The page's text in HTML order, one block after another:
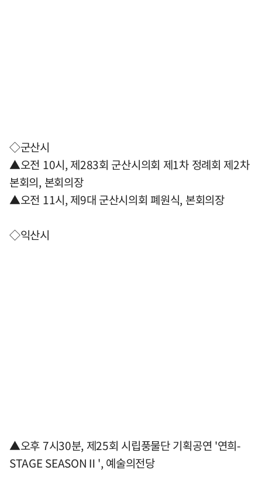
◇군산시
▲오전 10시, 제283회 군산시의회 제1차 정례회 제2차
본회의, 본회의장
▲오전 11시, 제9대 군산시의회 폐원식, 본회의장
◇익산시
▲오후 7시30분, 제25회 시립풍물단 기획공연 '연희-
STAGE SEASONⅡ', 예술의전당